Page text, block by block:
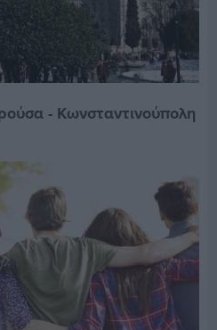
- Κωνσταντινούπολη